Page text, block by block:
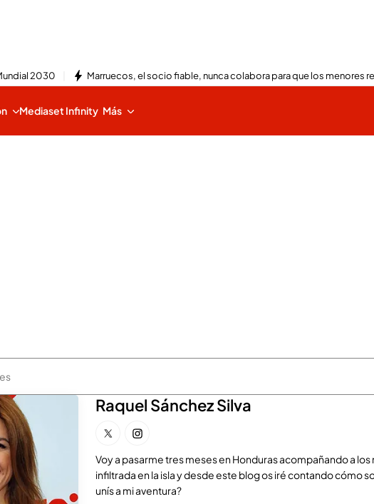
2030 Marruecos, el socio fiable, nunca colabora para que los menores
Mediaset Infinity Más
Raquel Sánchez Silva
Voy a pasarme tres meses en Honduras acompañando a
infiltrada en la isla y desde este blog os iré contando cómo
unís a mi aventura?